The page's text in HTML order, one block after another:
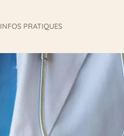
INFOS PRATIQUES